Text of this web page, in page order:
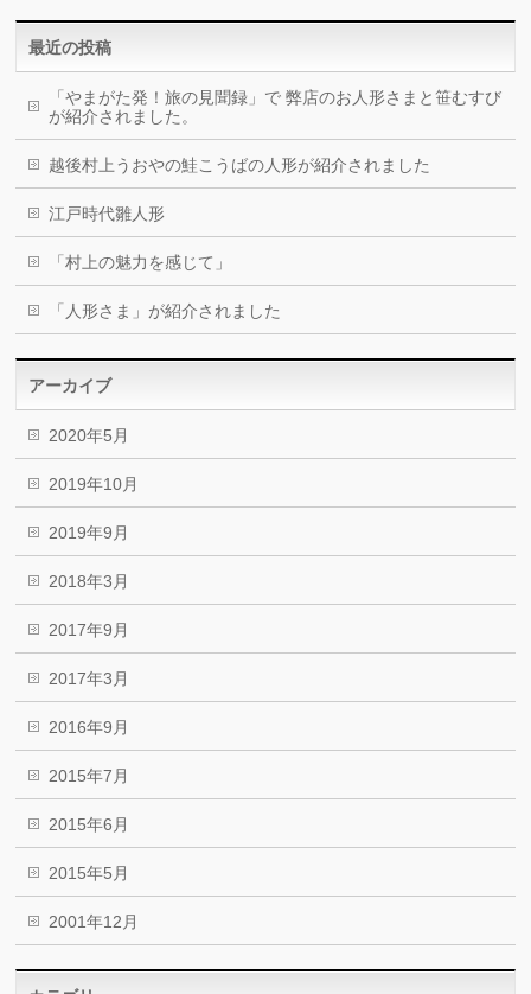
最近の投稿
「やまがた発！旅の見聞録」で 弊店のお人形さまと笹むすび
が紹介されました。
越後村上うおやの鮭こうばの人形が紹介されました
江戸時代雛人形
「村上の魅力を感じて」
「人形さま」が紹介されました
アーカイブ
2020年5月
2019年10月
2019年9月
2018年3月
2017年9月
2017年3月
2016年9月
2015年7月
2015年6月
2015年5月
2001年12月